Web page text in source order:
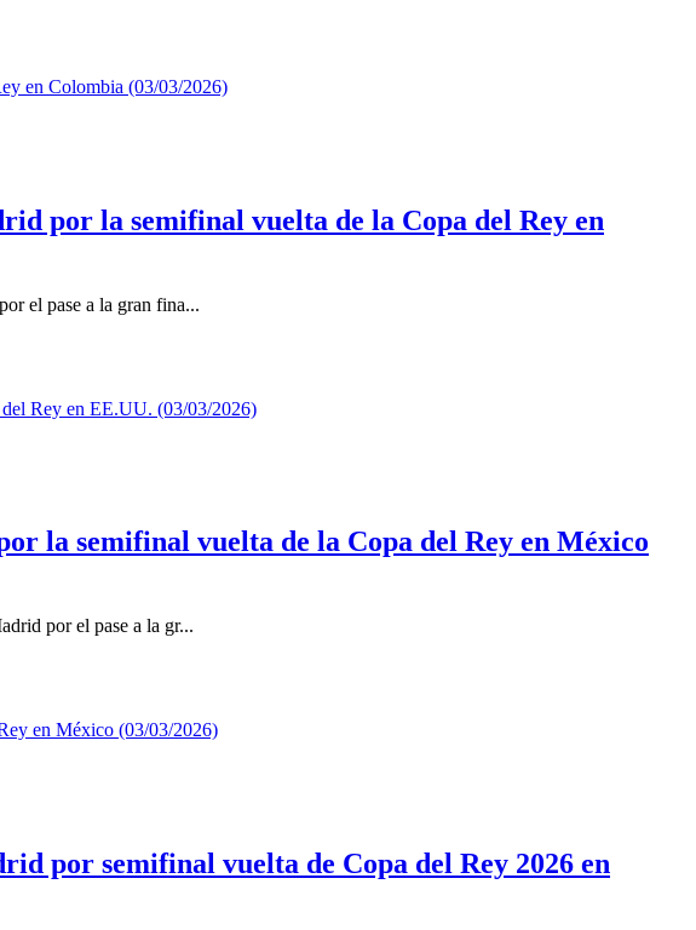
por la semifinal vuelta de la Copa del Rey en
el pase a la gran fina...
la semifinal vuelta de la Copa del Rey en México
por el pase a la gr...
por semifinal vuelta de Copa del Rey 2026 en